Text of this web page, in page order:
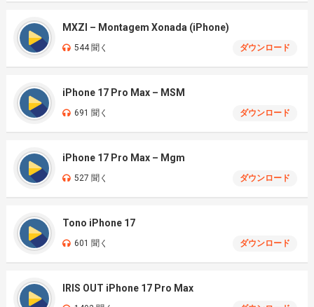
MXZI – Montagem Xonada (iPhone)
544 聞く ダウンロード
iPhone 17 Pro Max – MSM
691 聞く ダウンロード
iPhone 17 Pro Max – Mgm
527 聞く ダウンロード
Tono iPhone 17
601 聞く ダウンロード
IRIS OUT iPhone 17 Pro Max